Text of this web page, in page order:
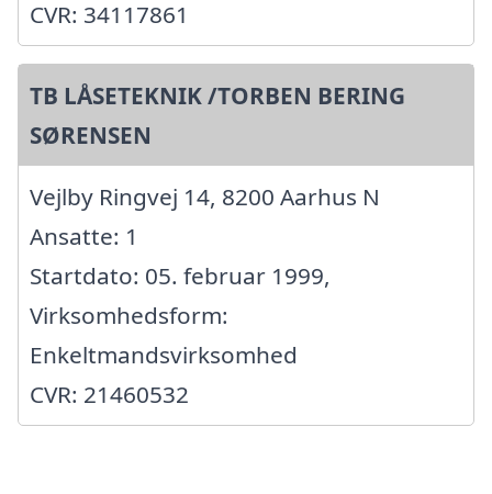
CVR: 34117861
TB LÅSETEKNIK /TORBEN BERING
SØRENSEN
Vejlby Ringvej 14, 8200 Aarhus N
Ansatte: 1
Startdato: 05. februar 1999,
Virksomhedsform:
Enkeltmandsvirksomhed
CVR: 21460532